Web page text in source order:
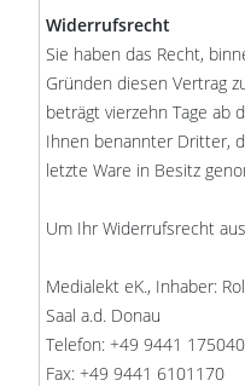
Widerrufsrecht
Sie haben das Recht,
Gründen diesen Vertrag
beträgt vierzehn Tage ab
Ihnen benannter Dritter,
letzte Ware in Besitz
Um Ihr Widerrufsrecht
Medialekt eK., Inhaber:
Saal a.d. Donau
Telefon: +49 9441
Fax: +49 9441 6101170